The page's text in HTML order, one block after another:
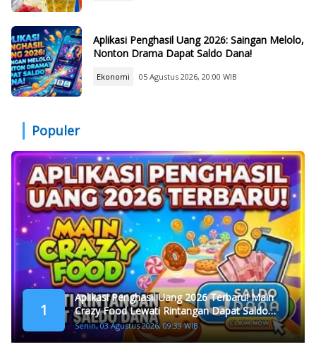
Aplikasi Penghasil Uang 2026: Saingan Melolo,
Nonton Drama Dapat Saldo Dana!
Ekonomi 05 Agustus 2026, 20:00 WIB
Populer
1
Aplikasi Penghasil Uang 2026 Terbaru! Main
Crazy Food Lewati Rintangan Dapat Saldo
Dana
Senin, 03 Agustus 2026, 09:39 WIB